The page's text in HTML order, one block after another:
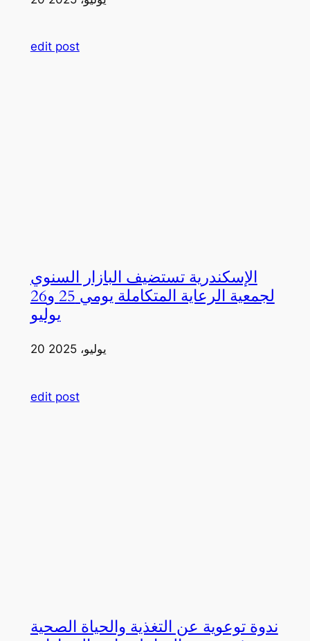
edit post
الإسكندرية تستضيف البازار السنوي
لجمعية الرعاية المتكاملة يومي 25 و26
يوليو
20 يوليو، 2025
edit post
ندوة توعوية عن التغذية والحياة الصحية